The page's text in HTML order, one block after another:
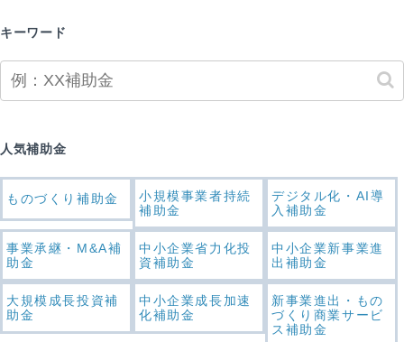
キーワード
人気補助金
ものづくり補助金
小規模事業者持続
補助金
デジタル化・AI導
入補助金
事業承継・M&A補
助金
中小企業省力化投
資補助金
中小企業新事業進
出補助金
大規模成長投資補
助金
中小企業成長加速
化補助金
新事業進出・もの
づくり商業サービ
ス補助金